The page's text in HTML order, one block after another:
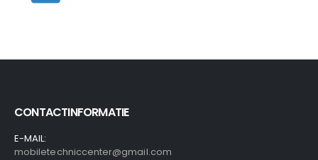
CONTACTINFORMATIE
E-MAIL:
mobiletechniccenter@gmail.com